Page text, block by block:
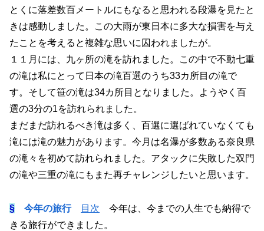
とくに落差数百メートルにもなると思われる段瀑を見たと
きは感動しました。この大雨が東日本に多大な損害を与え
たことを考えると複雑な思いに囚われましたが。
１１月には、九ヶ所の滝を訪れました。この中で不動七重
の滝は私にとって日本の滝百選のうち33カ所目の滝で
す。そして笹の滝は34カ所目となりました。ようやく百
選の3分の1を訪れられました。
まだまだ訪れるべき滝は多く、百選に選ばれていなくても
滝には滝の魅力があります。今月は名瀑が多数ある奈良県
の滝々を初めて訪れられました。アタックに失敗した双門
の滝や三重の滝にもまた再チャレンジしたいと思います。
§ 今年の旅行 目次 今年は、今までの人生でも納得で
きる旅行ができました。